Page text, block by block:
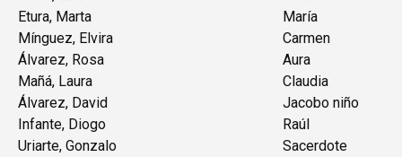
Etura, Marta
María
Mínguez, Elvira
Carmen
Álvarez, Rosa
Aura
Mañá, Laura
Claudia
Álvarez, David
Jacobo niño
Infante, Diogo
Raúl
Uriarte, Gonzalo
Sacerdote